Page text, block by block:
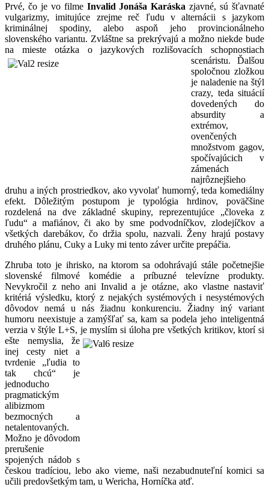
Prvé, čo je vo filme Invalid Jonáša Karáska zjavné, sú šťavnaté
vulgarizmy, imitujúce zrejme reč ľudu v alternácii s jazykom
kriminálnej spodiny, alebo aspoň jeho provincionálneho
slovenského variantu. Zvláštne sa prekrývajú a možno niekde bude
na mieste otázka o jazykových rozlišovacích schopnostiach
scenáristu. Ďalšou
spoločnou zložkou
je naladenie na štýl
crazy, teda situácií
dovedených do
absurdity a
extrémov,
ovenčených
množstvom gagov,
spočívajúcich v
zámenách
najrôznejšieho
druhu a iných prostriedkov, ako vyvolať humorný, teda komediálny
efekt. Dôležitým postupom je typológia hrdinov, poväčšine
rozdelená na dve základné skupiny, reprezentujúce „človeka z
ľudu“ a mafiánov, či ako by sme podvodníčkov, zlodejíčkov a
všetkých darebákov, čo držia spolu, nazvali. Ženy hrajú postavy
druhého plánu, Cuky a Luky mi tento záver určite prepáčia.
Zhruba toto je ihrisko, na ktorom sa odohrávajú stále početnejšie
slovenské filmové komédie a príbuzné televízne produkty.
Nevykročil z neho ani Invalid a je otázne, ako vlastne nastaviť
kritériá výsledku, ktorý z nejakých systémových i nesystémových
dôvodov nemá u nás žiadnu konkurenciu. Žiadny iný variant
humoru neexistuje a zamýšľať sa, kam sa podela jeho inteligentná
verzia v štýle L+S, je myslím si úloha pre všetkých kritikov, ktorí si
ešte nemyslia, že
inej cesty niet a
tvrdenie „ľudia to
tak chcú“ je
jednoducho
pragmatickým
alibizmom
bezmocných a
netalentovaných.
Možno je dôvodom
prerušenie
spojených nádob s
českou tradíciou, lebo ako vieme, naši nezabudnuteľní komici sa
učili predovšetkým tam, u Wericha, Horníčka atď.